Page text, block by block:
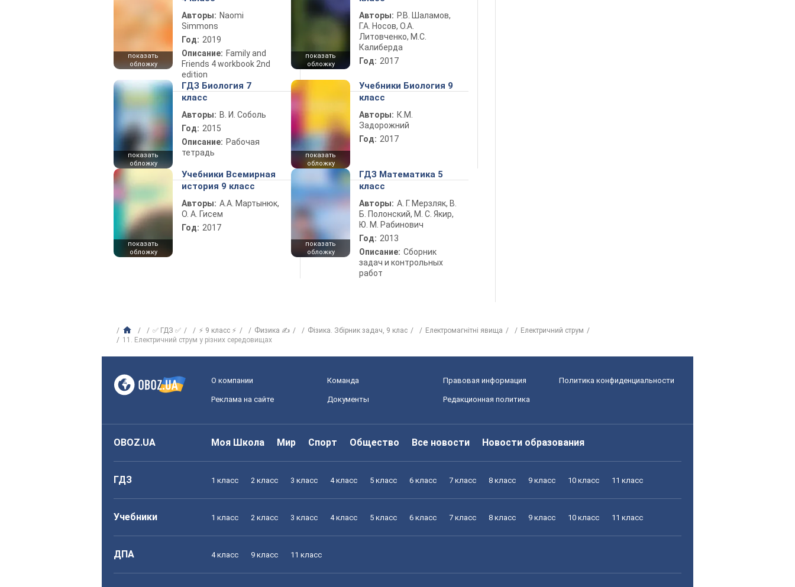
показать
обложку
Авторы: Naomi
Simmons
Год: 2019
Описание: Family and
Friends 4 workbook 2nd
edition
показать
обложку
Авторы: Р.В. Шаламов,
Г.А. Носов, О.А.
Литовченко, М.С.
Калиберда
Год: 2017
показать
обложку
ГДЗ Биология 7
класс
Авторы: В. И. Соболь
Год: 2015
Описание: Рабочая
тетрадь
показать
обложку
Учебники Биология 9
класс
Авторы: К.М.
Задорожний
Год: 2017
показать
обложку
Учебники Всемирная
история 9 класс
Авторы: А.А. Мартынюк,
О. А. Гисем
Год: 2017
показать
обложку
ГДЗ Математика 5
класс
Авторы: А. Г. Мерзляк, В.
Б. Полонский, М. С. Якир,
Ю. М. Рабинович
Год: 2013
Описание: Сборник
задач и контрольных
работ
✅ ГДЗ ✅ ⚡ 9 класс ⚡ Физика ✍ Фізика. Збірник задач, 9 клас Електромагнітні явища
Електричний струм
11. Електричний струм у різних середовищах
О компании Команда Правовая информация Политика конфиденциальности
Реклама на сайте Документы Редакционная политика
OBOZ.UA Моя Школа Мир Спорт Общество Все новости Новости образования
ГДЗ 1 класс 2 класс 3 класс 4 класс 5 класс 6 класс 7 класс 8 класс 9 класс 10 класс 11 класс
Учебники 1 класс 2 класс 3 класс 4 класс 5 класс 6 класс 7 класс 8 класс 9 класс 10 класс 11 класс
ДПА 4 класс 9 класс 11 класс